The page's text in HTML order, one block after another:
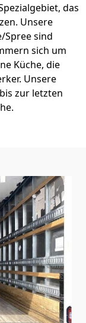
das
Unsere
Spree sind
sich um
Küche, die
Unsere
zur letzten